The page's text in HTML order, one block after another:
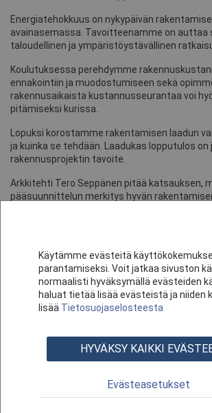
Energiatehokkuus on nykypäivän
avainasemassa. Tavoitteenamme on auttaa
taloudellinen ja ympäristöystävällinen
Koulutuksessa perehdymme
ennakointiin ja muodostumiseen sekä
rakennusaikaista kustannusseurantaa voi
pitämiseksi kurissa.
Lopuksi korostamme rakentamisen laadun
ja kuinka se tehdään. Laadukas lopputulos on
rakennusprojektin tavoite.
Arkkitehti Tero Seppänen pitää katsauksen,
pääsuunnittelun merkitys hyvän
Ilmoittautumismahdollisuus päättyy:27.8.
maksuton.
Koulutusta ei tallenneta.
saat sähköpostiisi
mukana henkilökohtainen
Käytämme evästeitä
parantamiseksi. Voit jatkaa sivuston
normaalisti hyväksymällä evästeiden
haluat tietää lisää evästeistä ja niiden
lisää Tietosuojaselosteesta
HYVÄKSY KAIKKI
Evästeasetukset